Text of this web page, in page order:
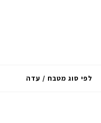
לפי סוג מטבח / עדה